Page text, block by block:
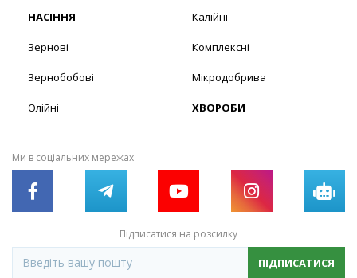
НАСІННЯ
Зернові
Зернобобові
Олійні
Калійні
Комплексні
Мікродобрива
ХВОРОБИ
Ми в соціальних мережах
Підписатися на розсилку
ПІДПИСАТИСЯ